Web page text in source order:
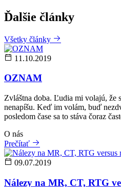
Ďalšie články
Všetky články
11.10.2019
OZNAM
Zvláštna doba. Ľudia mi volajú, že
nenapíšu. Keď im volám, buď
posledom čase sa to stáva čoraz
O nás
Prečítať
09.07.2019
Nálezy na MR, CT, RTG